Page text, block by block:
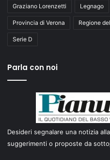
Graziano Lorenzetti Legnago
Provincia di Verona Regione
Serie D
Parla con noi
Desideri segnalare una notizia
suggerimenti o proposte da